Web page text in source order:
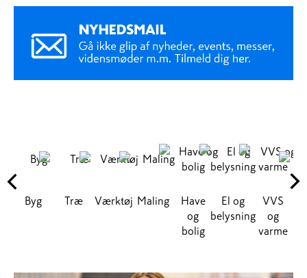
Byg Træ Værktøj Maling
Have
og
bolig
El og
belysning
VVS
og
varme